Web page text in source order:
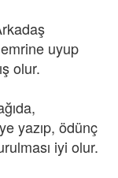
uyup
olur.
yazıp, ödünç
iyi olur.